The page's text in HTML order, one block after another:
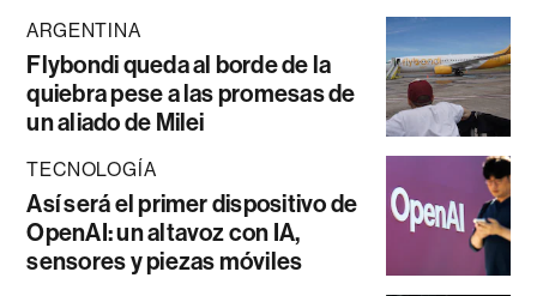
ARGENTINA
Flybondi queda al borde de la
quiebra pese a las promesas de
un aliado de Milei
TECNOLOGÍA
Así será el primer dispositivo de
OpenAI: un altavoz con IA,
sensores y piezas móviles